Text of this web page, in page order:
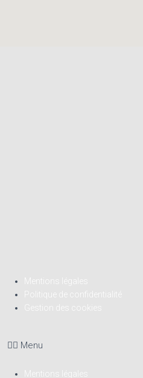
Mentions légales
Politique de confidentialité
Gestion des cookies
Menu
Mentions légales